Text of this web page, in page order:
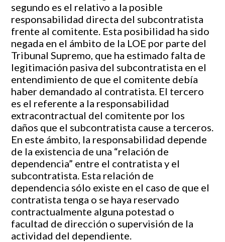
segundo es el relativo a la posible
responsabilidad directa del subcontratista
frente al comitente. Esta posibilidad ha sido
negada en el ámbito de la LOE por parte del
Tribunal Supremo, que ha estimado falta de
legitimación pasiva del subcontratista en el
entendimiento de que el comitente debía
haber demandado al contratista. El tercero
es el referente a la responsabilidad
extracontractual del comitente por los
daños que el subcontratista cause a terceros.
En este ámbito, la responsabilidad depende
de la existencia de una “relación de
dependencia” entre el contratista y el
subcontratista. Esta relación de
dependencia sólo existe en el caso de que el
contratista tenga o se haya reservado
contractualmente alguna potestad o
facultad de dirección o supervisión de la
actividad del dependiente.